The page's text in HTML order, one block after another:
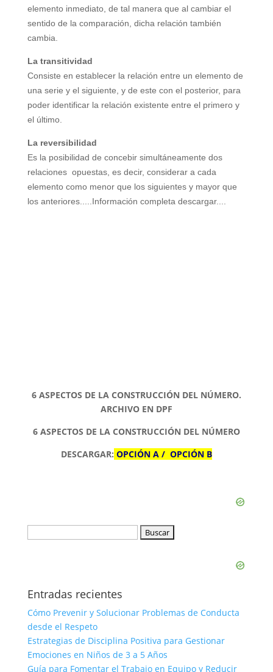
elemento inmediato, de tal manera que al cambiar el
sentido de la comparación, dicha relación también
cambia.
La transitividad
Consiste en establecer la relación entre un elemento de
una serie y el siguiente, y de este con el posterior, para
poder identificar la relación existente entre el primero y
el último.
La reversibilidad
Es la posibilidad de concebir simultáneamente dos
relaciones opuestas, es decir, considerar a cada
elemento como menor que los siguientes y mayor que
los anteriores.....Información completa descargar....
6 ASPECTOS DE LA CONSTRUCCIÓN DEL NÚMERO.
ARCHIVO EN DPF
6 ASPECTOS DE LA CONSTRUCCIÓN DEL NÚMERO
DESCARGAR: OPCIÓN A/ OPCIÓN B
Entradas recientes
Cómo Prevenir y Solucionar Problemas de Conducta
desde el Respeto
Estrategias de Disciplina Positiva para Gestionar
Emociones en Niños de 3 a 5 Años
Guía para Fomentar el Trabajo en Equipo y Reducir